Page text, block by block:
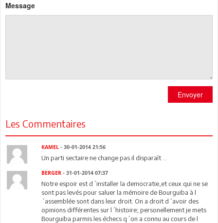
Message
Envoyer
Les Commentaires
KAMEL - 30-01-2014 21:56
Un parti sectaire ne change pas il disparaît ...
BERGER - 31-01-2014 07:37
Notre espoir est d´installer la democratie,et ceux qui ne se
sont pas levés pour saluer la mémoire de Bourguiba à l
´assemblée sont dans leur droit. On a droit d´avoir des
opinions différentes sur l´histoire; personellement je mets
Bourguiba parmis les échecs q´on a connu au cours de l